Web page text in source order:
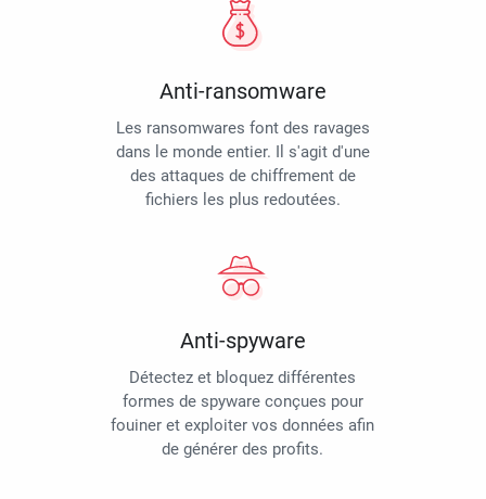
Anti-ransomware
Les ransomwares font des ravages
dans le monde entier. Il s'agit d'une
des attaques de chiffrement de
fichiers les plus redoutées.
Anti-spyware
Détectez et bloquez différentes
formes de spyware conçues pour
fouiner et exploiter vos données afin
de générer des profits.